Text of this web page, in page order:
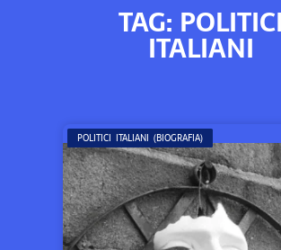
TAG: POLITICI
ITALIANI
POLITICI ITALIANI (BIOGRAFIA)